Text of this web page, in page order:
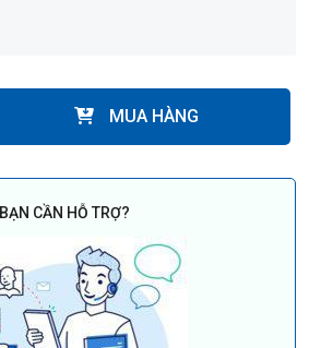
MUA HÀNG
BẠN CẦN HỖ TRỢ?